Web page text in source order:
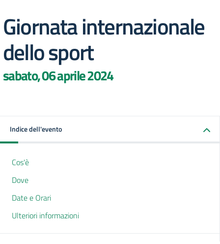
Giornata internazionale
dello sport
sabato, 06 aprile 2024
Indice dell'evento
Cos'è
Dove
Date e Orari
Ulteriori informazioni